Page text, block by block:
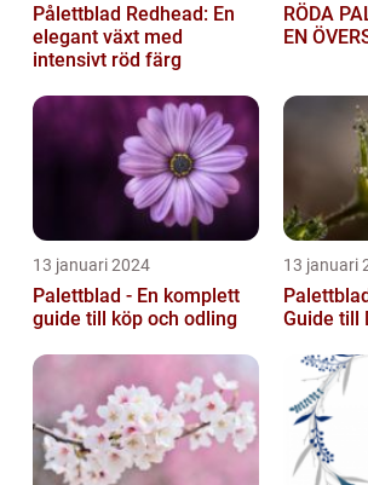
Pålettblad Redhead: En
elegant växt med
intensivt röd färg
RÖDA
EN
13 januari 2024
Palettblad - En komplett
guide till köp och odling
13 januari
Guide till